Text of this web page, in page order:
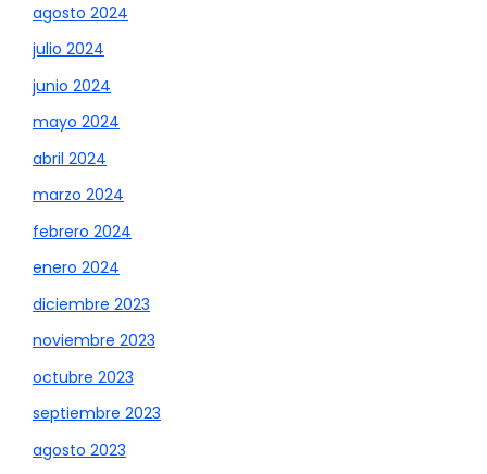
agosto 2024
julio 2024
junio 2024
mayo 2024
abril 2024
marzo 2024
febrero 2024
enero 2024
diciembre 2023
noviembre 2023
octubre 2023
septiembre 2023
agosto 2023